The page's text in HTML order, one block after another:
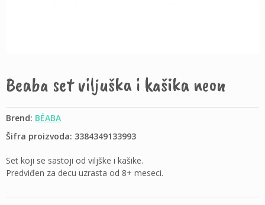
Beaba set viljuška i kašika neon
Brend: BÉABA
Šifra proizvoda: 3384349133993
Set koji se sastoji od viljške i kašike.
Predviđen za decu uzrasta od 8+ meseci.